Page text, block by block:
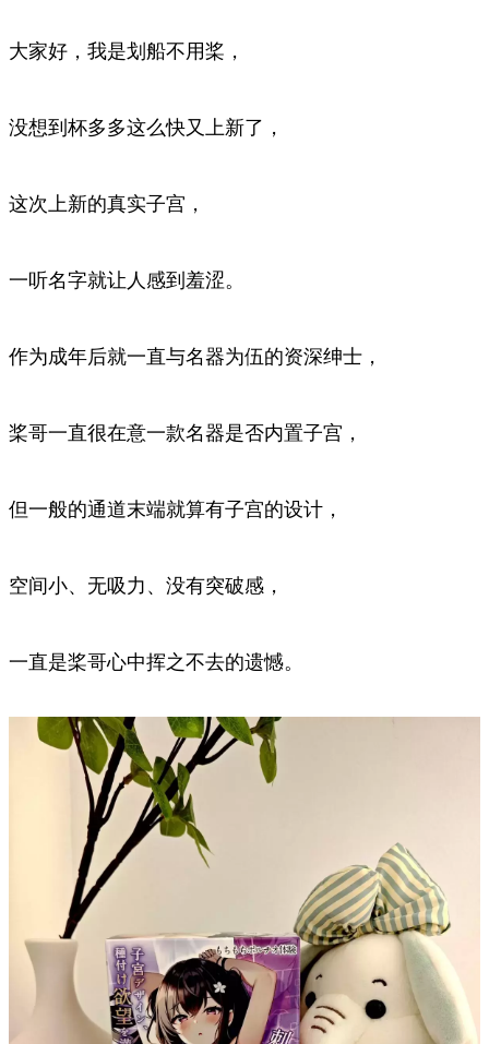
大家好，我是划船不用桨，
没想到杯多多这么快又上新了，
这次上新的真实子宫，
一听名字就让人感到羞涩。
作为成年后就一直与名器为伍的资深绅士，
桨哥一直很在意一款名器是否内置子宫，
但一般的通道末端就算有子宫的设计，
空间小、无吸力、没有突破感，
一直是桨哥心中挥之不去的遗憾。